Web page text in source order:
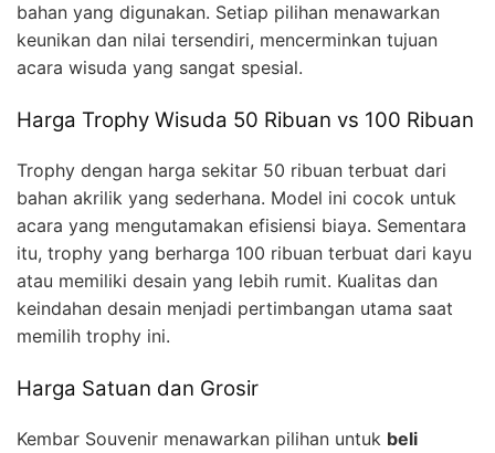
bahan yang digunakan. Setiap pilihan menawarkan
keunikan dan nilai tersendiri, mencerminkan tujuan
acara wisuda yang sangat spesial.
Harga Trophy Wisuda 50 Ribuan vs 100 Ribuan
Trophy dengan harga sekitar 50 ribuan terbuat dari
bahan akrilik yang sederhana. Model ini cocok untuk
acara yang mengutamakan efisiensi biaya. Sementara
itu, trophy yang berharga 100 ribuan terbuat dari kayu
atau memiliki desain yang lebih rumit. Kualitas dan
keindahan desain menjadi pertimbangan utama saat
memilih trophy ini.
Harga Satuan dan Grosir
Kembar Souvenir menawarkan pilihan untuk beli